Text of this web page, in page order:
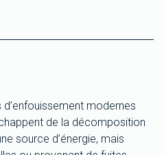
modernes
de la décomposition
source d’énergie, mais